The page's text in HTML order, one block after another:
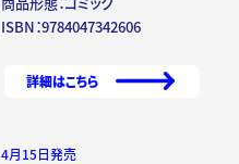
ISBN：9784047342606
詳細はこちら
4月15日発売